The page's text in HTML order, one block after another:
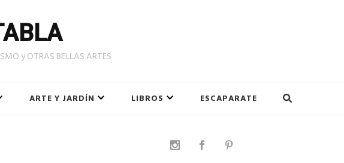
y OTRAS BELLAS ARTES
ARTE Y JARDÍN LIBROS ESCAPARATE